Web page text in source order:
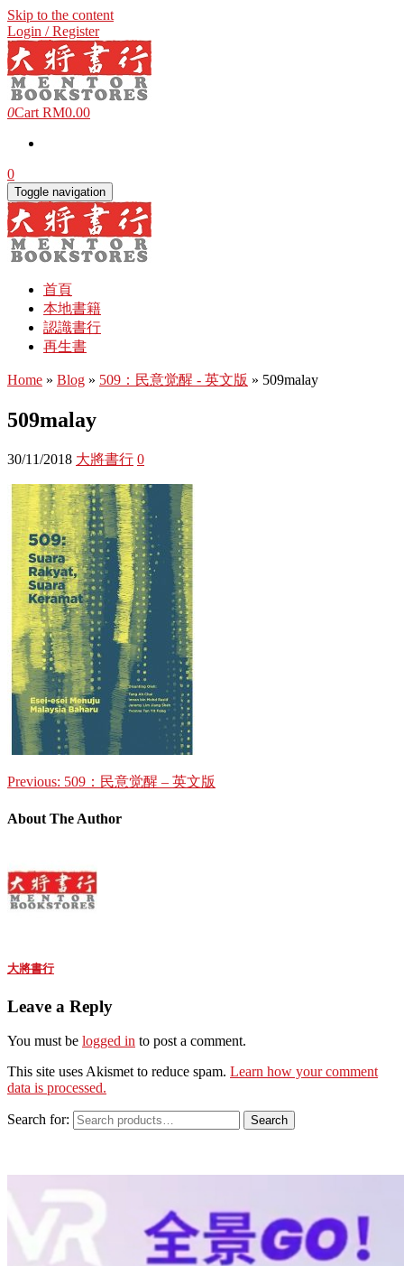
Skip to the content
Login / Register
0Cart RM0.00
0
Toggle navigation
首頁
本地書籍
認識書行
再生書
Home » Blog » 509：民意觉醒 - 英文版 » 509malay
509malay
30/11/2018 大將書行 0
Previous: 509：民意觉醒 – 英文版
About The Author
大將書行
Leave a Reply
You must be logged in to post a comment.
This site uses Akismet to reduce spam. Learn how your comment
data is processed.
Search for: Search